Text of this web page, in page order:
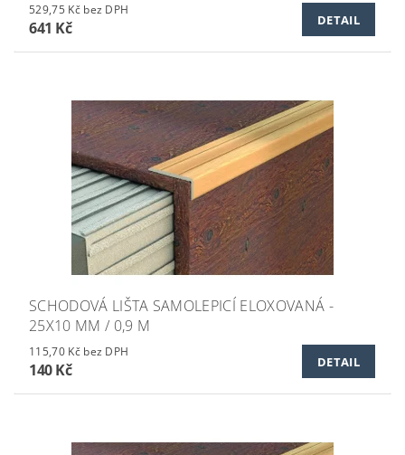
529,75 Kč bez DPH
641 Kč DETAIL
SCHODOVÁ LIŠTA SAMOLEPICÍ ELOXOVANÁ -
25X10 MM / 0,9 M
115,70 Kč bez DPH
140 Kč DETAIL